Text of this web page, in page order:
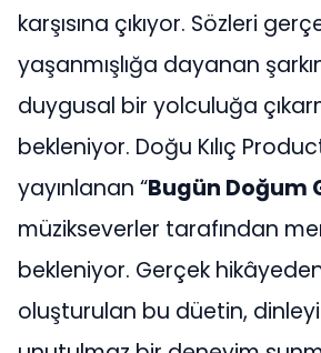
karşısına çıkıyor. Sözleri
yaşanmışlığa dayanan
duygusal bir yolculuğa
bekleniyor. Doğu Kılıç
yayınlanan “Bugün Doğum
müzikseverler tarafından
bekleniyor. Gerçek
oluşturulan bu düetin,